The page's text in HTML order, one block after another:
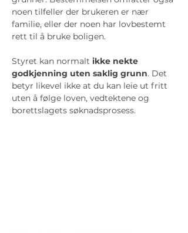
noen tilfeller der brukeren er nær
familie, eller der noen har lovbestemt
rett til å bruke boligen.
Styret kan normalt ikke nekte
godkjenning uten saklig grunn. Det
betyr likevel ikke at du kan leie ut fritt
uten å følge loven, vedtektene og
borettslagets søknadsprosess.